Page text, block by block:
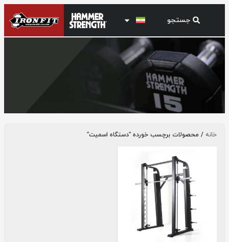
دستگاه اسمیتخانه / محصولات برچسب خورده “دستگاه اسمیت”